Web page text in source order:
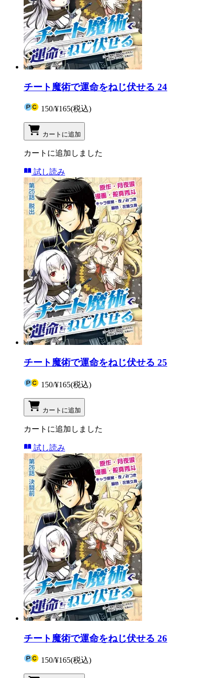
チート魔術で運命をねじ伏せる 24
150/¥165(税込)
カートに追加
カートに追加しました
試し読み
チート魔術で運命をねじ伏せる 25
150/¥165(税込)
カートに追加
カートに追加しました
試し読み
チート魔術で運命をねじ伏せる 26
150/¥165(税込)